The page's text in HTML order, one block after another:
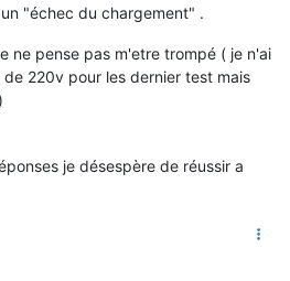
"échec du chargement" .
ne pense pas m'etre trompé ( je n'ai
220v pour les dernier test mais
je désespère de réussir a